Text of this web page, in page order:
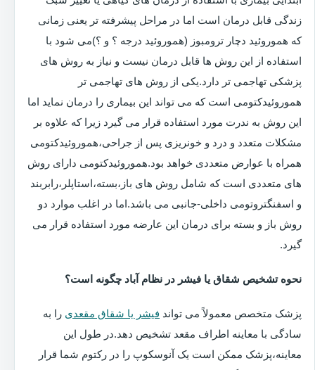
زندگی قابل درمان است اما در مراحل پیشرفته تر یعنی زمانی
که هموروئید دچار ترومبوز (هموروئید درجه ؟ و ؟)می شود با
استفاده از این روش ها قابل درمان نیست و نیاز به روش های
پزشکی تهاجمی تر دارد.یکی از روش های تهاجمی تر
هموروئیدکتومی است که می تواند این بیماری را درمان نماید اما
این روش به ندرت مورد استفاده قرار می گیرد زیرا که علاوه بر
مشکلات متعدد و درد و خونریزی پس از جراحی،هموروئیدکتومی
همراه با عوارض متعددی خواهد بود.هموروئیدکتومی دارای روش
های متعددی است که شامل روش های باز،بسته،استاپلر،رابربند
و اسفنگتروتومی داخلی-جانبی می باشد.اما در اغلب موارد دو
روش باز و بسته برای درمان این عارضه مورد استفاده قرار می
گیرد.
نحوه تشخیص شقاق یا فیشر در نظام آباد چگونه است؟
پزشک متخصص معمولاً می تواند فیشر یا شقاق مقعدی را به
سادگی با معاینه اطراف مقعد تشخیص دهد.در طول این
معاینه،پزشک ممکن است یک آنوسکوپ را در رکتوم شما قرار